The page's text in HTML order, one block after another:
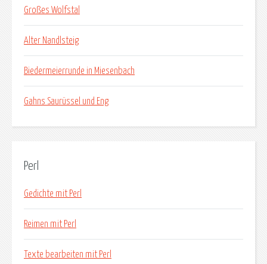
Großes Wolfstal
Alter Nandlsteig
Biedermeierrunde in Miesenbach
Gahns Saurüssel und Eng
Perl
Gedichte mit Perl
Reimen mit Perl
Texte bearbeiten mit Perl